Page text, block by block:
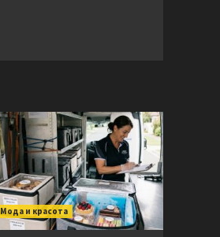
Мода и красота